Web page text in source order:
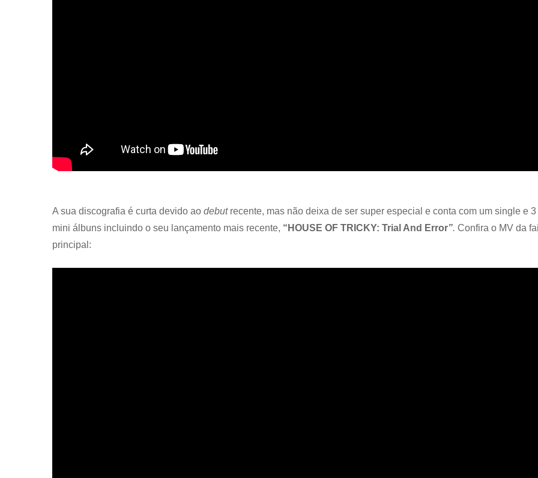
A sua discografia é curta devido ao debut recente, mas não deixa de ser super especial e conta com um single e 3
mini álbuns incluindo o seu lançamento mais recente, “HOUSE OF TRICKY: Trial And Error”. Confira o MV da
principal: